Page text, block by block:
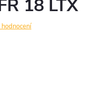
18 LTX